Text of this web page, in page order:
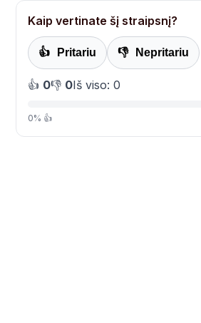
Kaip vertinate šį straipsnį?
👍 Pritariu 👎 Nepritariu
👍 0👎 0Iš viso: 0
0% 👍